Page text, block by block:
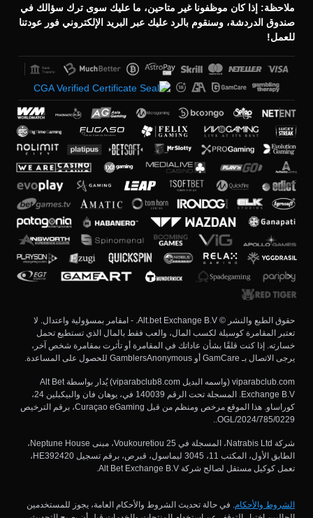
ملاحظة: إذا كان موظفونا غير متاحين، ما عليك سوى ترك سؤالك في
صندوق الدردشة، وسنقوم بالرد عليك عبر البريد الإلكتروني فور عودتنا
للعمل!
حقوق الطبع والنشر © Alt.bet Exchange B.V. - امقامر بمسؤولية واعتدال. لا
تعتبر المقامرة كوسيلة لكسب المال، والعب فقط بالمال الذي تستطيع تحمل
خسارته. إذا كنت قلقًا بشأن عاداتك في المقامرة أو تأثرت بمقامرة شخص آخر،
يرجى الاتصال بـ GamCare أو GamblersAnonymous للحصول على المساعدة.
viparabclub.com (واسمه البديل viparabclub8.com) يُدار بواسطة Alt Bet
Exchange B.V. المسجلة تحت الرقم 140039 في، يوهان فان والبيكبلين 24،
كوراساو. هذا الموقع مرخص ومنظم من قبل Curaçao eGaming، برقم الترخيص
OGL/2024/785/0229..
شركة Natrabis Ltd، المسجلة في Voukouretiou 25، مبنى Neptune House،
الطابق الأول، المكتب 11، 3045 ليماسول، قبرص، برقم تسجيل HE392420،
تعمل كوكيل مستقل لصالح شركة Alt Bet Exchange B.V.
الشروط والأحكام. في حالة تحديث الشروط والأحكام العامة، يجوز للمستخدمين